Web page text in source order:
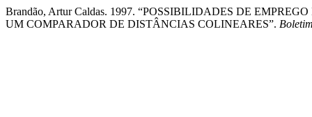
Brandão, Artur Caldas. 1997. “POSSIBILIDADES DE
UM COMPARADOR DE DISTÂNCIAS COLINEARES”.